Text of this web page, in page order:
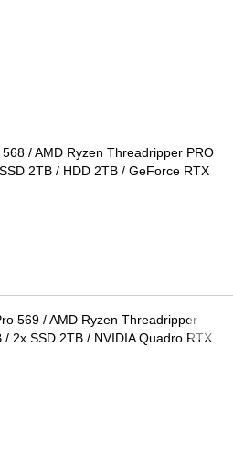
/ AMD Ryzen Threadripper PRO
2TB / HDD 2TB / GeForce RTX